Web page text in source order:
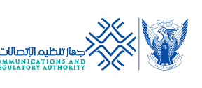
إلى
المحتوى